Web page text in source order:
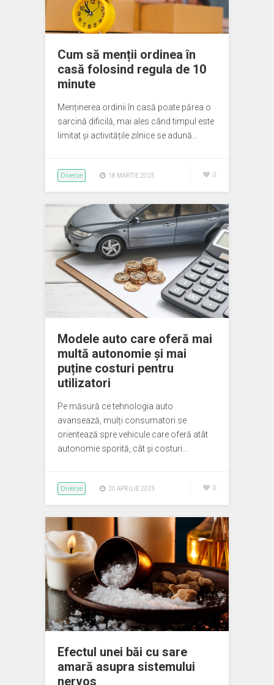
Cum să menții ordinea în
casă folosind regula de 10
minute
Menținerea ordinii în casă poate părea o
sarcină dificilă, mai ales când timpul este
limitat și activitățile zilnice se adună…
Diverse 18 MARTIE 2025 0
Modele auto care oferă mai
multă autonomie și mai
puține costuri pentru
utilizatori
Pe măsură ce tehnologia auto
avansează, mulți consumatori se
orientează spre vehicule care oferă atât
autonomie sporită, cât și costuri…
Diverse 20 APRILIE 2025 0
Efectul unei băi cu sare
amară asupra sistemului
nervos